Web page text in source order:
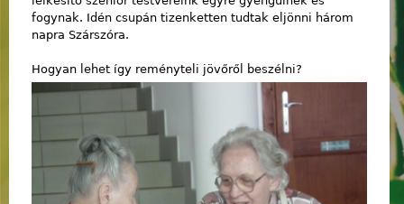
fogynak. Idén csupán tizenketten tudtak eljönni három
napra Szárszóra.
Hogyan lehet így reményteli jövőről beszélni?